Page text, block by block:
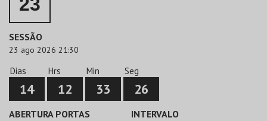
SESSÃO
23 ago 2026 21:30
Dias
14
Hrs
12
Min
33
Seg
26
ABERTURA PORTAS INTERVALO